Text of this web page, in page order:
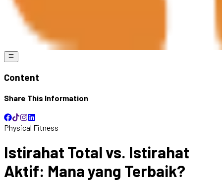
Content
Share This Information
Physical Fitness
Istirahat Total vs. Istirahat
Aktif: Mana yang Terbaik?